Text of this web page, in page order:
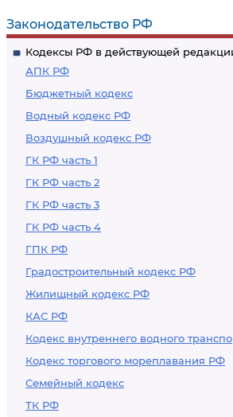
Законодательство РФ
Кодексы РФ в действующей
АПК РФ
Бюджетный кодекс
Водный кодекс РФ
Воздушный кодекс РФ
ГК РФ часть 1
ГК РФ часть 2
ГК РФ часть 3
ГК РФ часть 4
ГПК РФ
Градостроительный кодекс РФ
Жилищный кодекс РФ
КАС РФ
Кодекс внутреннего водного
Кодекс торгового мореплавания РФ
Семейный кодекс
ТК РФ